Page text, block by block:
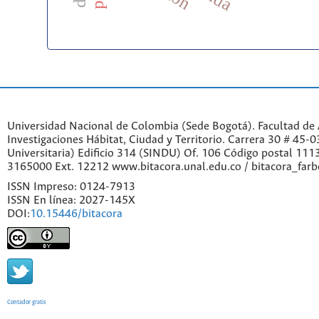
Universidad Nacional de Colombia (Sede Bogotá). Facultad
Investigaciones Hábitat, Ciudad y Territorio. Carrera 30 # 45-
Universitaria) Edificio 314 (SINDU) Of. 106 Código postal
3165000 Ext. 12212 www.bitacora.unal.edu.co /
ISSN Impreso: 0124-7913
ISSN En línea: 2027-145X
DOI:10.15446/bitacora
Contador gratis